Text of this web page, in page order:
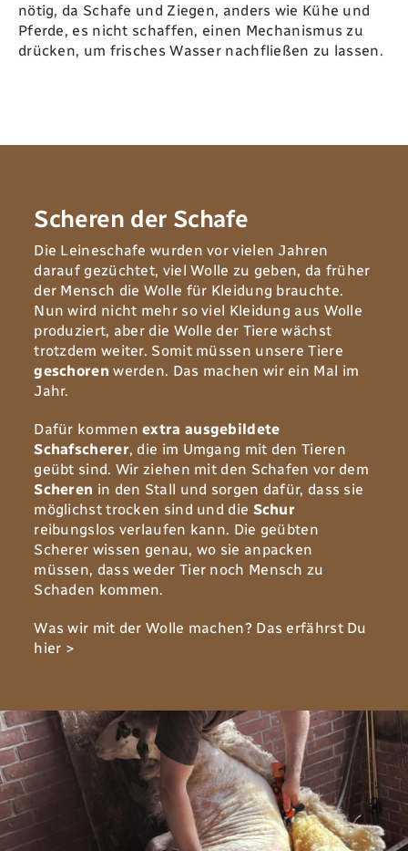
nötig‭, ‬da Schafe und Ziegen‭, ‬anders wie Kühe und
Pferde‭,‬‭ ‬es nicht schaffen‭, ‬einen Mechanismus zu
drücken‭, ‬um frisches Wasser nachfließen zu lassen‭. ‬
Scheren der Schafe
Die Leineschafe wurden vor vielen Jahren
darauf gezüchtet‭, ‬viel Wolle zu geben‭, ‬da früher
der Mensch die Wolle für Kleidung brauchte‭.
‬Nun wird nicht mehr‭ so ‬viel‭ ‬Kleidung aus Wolle
produziert‭, ‬aber die Wolle der Tiere‭ ‬wächst
trotzdem weiter‭. ‬Somit müssen unsere Tiere
geschoren werden‭. ‬Das machen wir ein Mal im
Jahr‭.‬
Dafür kommenextra ausgebildete
Schafscherer‭, ‬die im Umgang mit den Tieren
geübt sind‭. ‬Wir ziehen mit den Schafen vor dem
Scheren in‭ ‬den Stall und sorgen dafür‭, ‬dass sie
möglichst trocken sind und die Schur
reibungslos verlaufen kann‭. ‬Die geübten
Scherer wissen genau‭, ‬wo sie anpacken
müssen‭, ‬dass weder Tier noch Mensch zu
Schaden kommen‭.‬
Was wir mit der Wolle machen? Das erfährst Du
hier >